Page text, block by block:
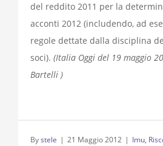
del reddito 2011 per la
acconti 2012 (includendo, ad
regole dettate dalla disciplina
soci). (Italia Oggi del 19 maggio
Bartelli )
Bystele | 21 Maggio 2012 | Imu,